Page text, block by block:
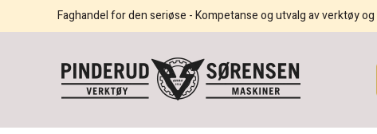
Faghandel for den seriøse - Kompetanse og utvalg av verktøy